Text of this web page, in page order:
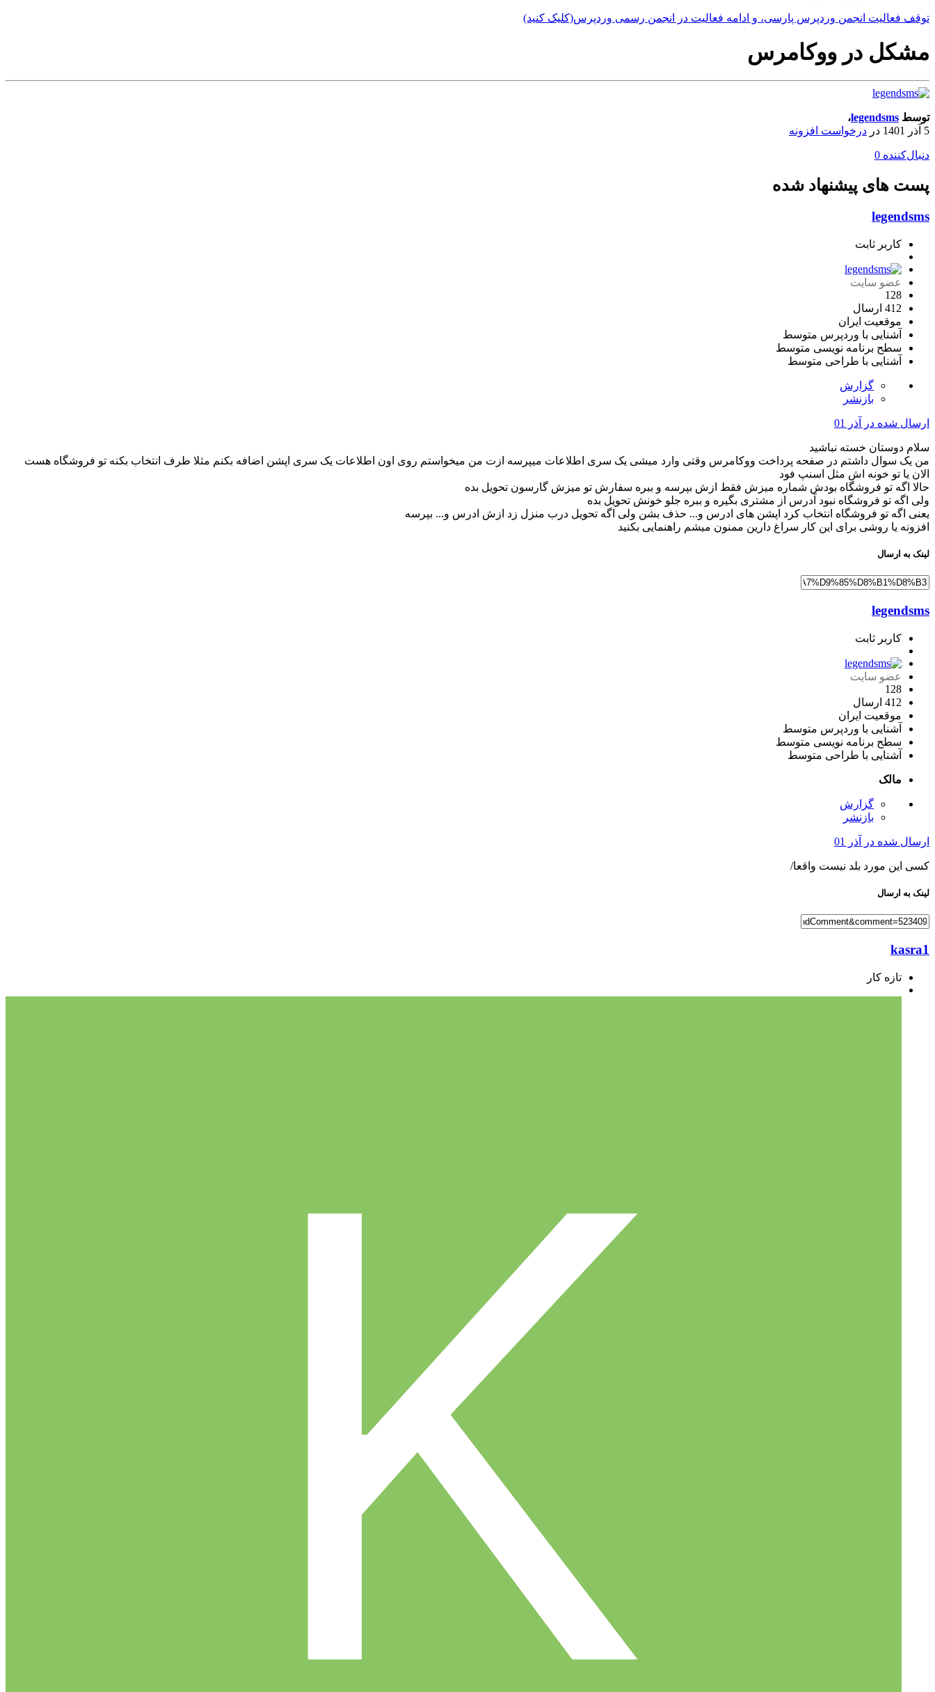
توقف فعالیت انجمن وردپرس پارسی، و ادامه فعالیت در انجمن رسمی وردپرس(کلیک کنید)
مشکل در ووکامرس
توسط legendsms،
5 آذر 1401
در درخواست افزونه
دنبال‌کننده 0
پست های پیشنهاد شده
legendsms
کاربر ثابت
عضو سایت
128
412 ارسال
موقعیت ایران
آشنایی با وردپرس متوسط
سطح برنامه نویسی متوسط
آشنایی با طراحی متوسط
گزارش
بازنشر
ارسال شده در آذر 01
سلام دوستان خسته نباشید
من یک سوال داشتم در صفحه پرداخت ووکامرس وقتی وارد میشی یک سری اطلاعات میپرسه ازت من میخواستم روی اون اطلاعات یک سری اپشن اضافه بکنم مثلا طرف انتخاب بکنه تو فروشگاه هست
الان یا تو خونه اش مثل اسنپ فود
حالا اگه تو فروشگاه بودش شماره میزش فقط ازش بپرسه و ببره سفارش تو میزش گارسون تحویل بده
ولی اگه تو فروشگاه نبود آدرس از مشتری بگیره و ببره جلو خونش تحویل بده
یعنی اگه تو فروشگاه انتخاب کرد اپشن های ادرس و... حذف بشن ولی اگه تحویل درب منزل زد ازش ادرس و... بپرسه
افزونه یا روشی برای این کار سراغ دارین ممنون میشم راهنمایی بکنید
لینک به ارسال
legendsms
کاربر ثابت
عضو سایت
128
412 ارسال
موقعیت ایران
آشنایی با وردپرس متوسط
سطح برنامه نویسی متوسط
آشنایی با طراحی متوسط
مالک
گزارش
بازنشر
ارسال شده در آذر 01
کسی این مورد بلد نیست واقعا/
لینک به ارسال
kasra1
تازه کار